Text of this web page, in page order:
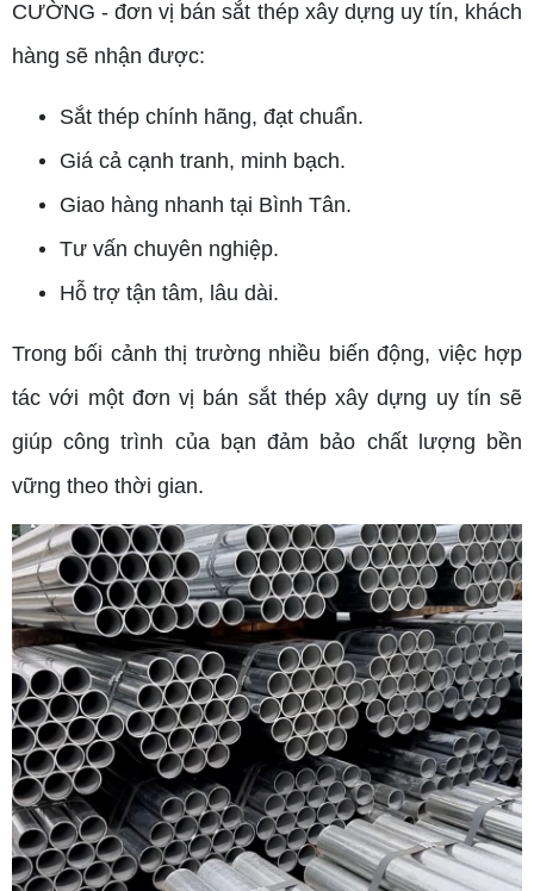
CƯỜNG - đơn vị bán sắt thép xây dựng uy tín, khách
hàng sẽ nhận được:
Sắt thép chính hãng, đạt chuẩn.
Giá cả cạnh tranh, minh bạch.
Giao hàng nhanh tại Bình Tân.
Tư vấn chuyên nghiệp.
Hỗ trợ tận tâm, lâu dài.
Trong bối cảnh thị trường nhiều biến động, việc hợp
tác với một đơn vị bán sắt thép xây dựng uy tín sẽ
giúp công trình của bạn đảm bảo chất lượng bền
vững theo thời gian.